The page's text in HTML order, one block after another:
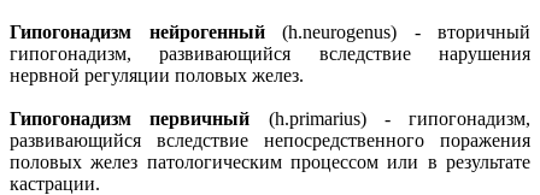
Гипогонадизм нейрогенный(h.neurogenus) - вторичный
гипогонадизм, развивающийся вследствие нарушения
нервной регуляции половых желез.
Гипогонадизм первичный (h.primarius) - гипогонадизм,
развивающийся вследствие непосредственного поражения
половых желез патологическим процессом или в результате
кастрации.